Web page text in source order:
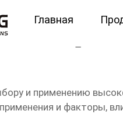
Главная
и применению
и факторы,